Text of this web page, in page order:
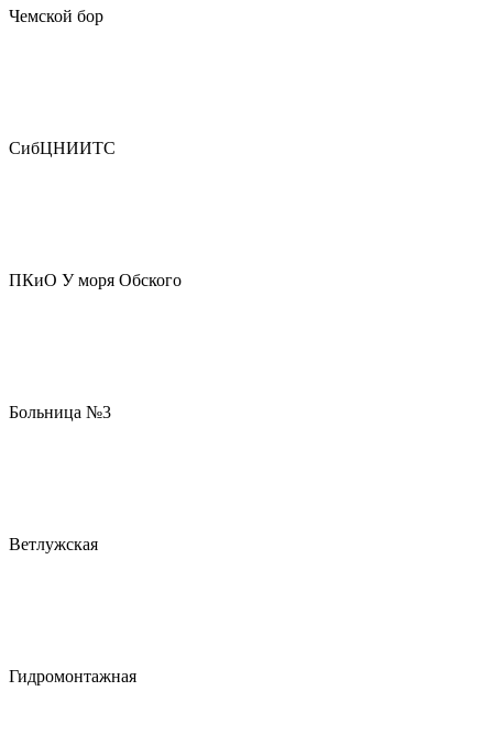
Чемской бор
СибЦНИИТС
ПКиО У моря Обского
Больница №3
Ветлужская
Гидромонтажная